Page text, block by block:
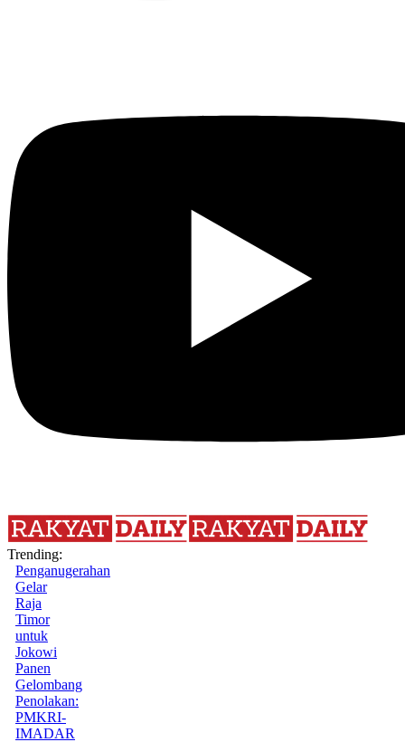
Trending:
Penganugerahan
Gelar
Raja
Timor
untuk
Jokowi
Panen
Gelombang
Penolakan:
PMKRI-
IMADAR